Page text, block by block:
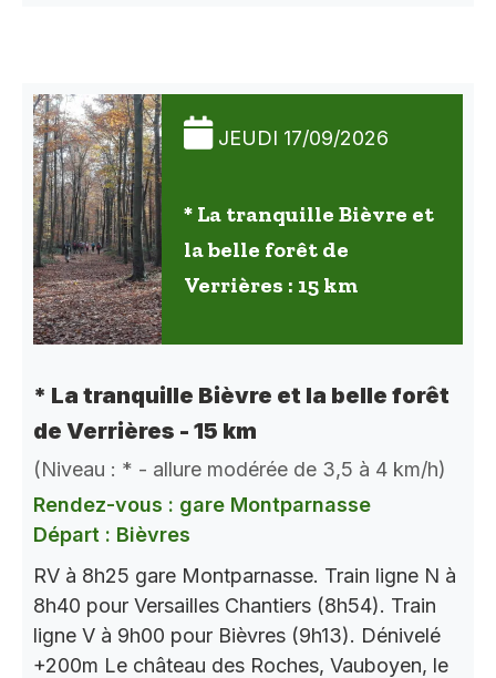
JEUDI 17/09/2026
* La tranquille Bièvre et
la belle forêt de
Verrières : 15 km
* La tranquille Bièvre et la belle forêt
de Verrières - 15 km
(Niveau : * - allure modérée de 3,5 à 4 km/h)
Rendez-vous : gare Montparnasse
Départ : Bièvres
RV à 8h25 gare Montparnasse. Train ligne N à
8h40 pour Versailles Chantiers (8h54). Train
ligne V à 9h00 pour Bièvres (9h13). Dénivelé
+200m Le château des Roches, Vauboyen, le